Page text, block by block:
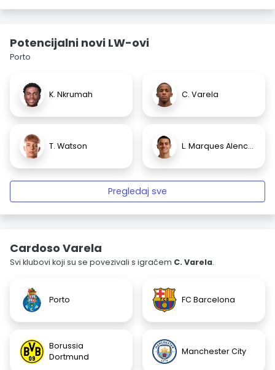
Potencijalni novi LW-ovi
Porto
K. Nkrumah C. Varela
T. Watson L. Marques Alencar
Pregledaj sve
Cardoso Varela
Svi klubovi koji su se povezivali s igračem C. Varela.
Porto FC Barcelona
Borussia
Dortmund
Manchester City